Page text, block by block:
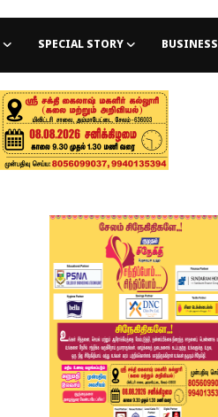
SPECIAL STORY BUSINESS